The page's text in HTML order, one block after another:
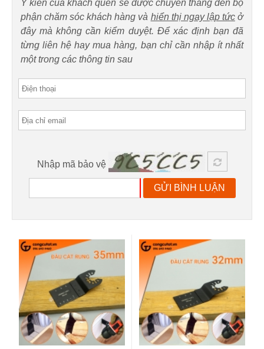
Ý kiến của khách quen sẽ được chuyển thẳng đến bộ
phận chăm sóc khách hàng và hiển thị ngay lập tứcở
đây mà không cần kiểm duyệt. Để xác định bạn đã
từng liên hệ hay mua hàng, bạn chỉ cần nhập ít nhất
một trong các thông tin sau
Nhập mã bảo vệ
GỬI BÌNH LUẬN